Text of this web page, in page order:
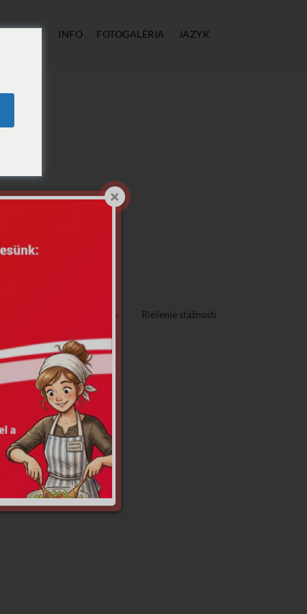
CENY INFO FOTOGALÉRIA JAZYK
Ochrana osobných údajov Riešenie sťažností